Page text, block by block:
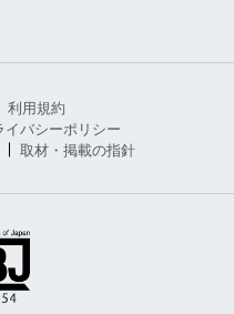
利用規約
イバシーポリシー
取材・掲載の指針